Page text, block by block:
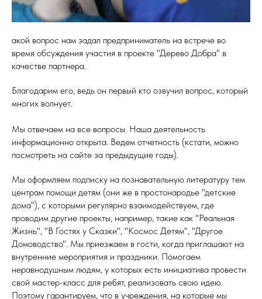
акой вопрос нам задал предприниматель на встрече во
время обсуждения участия в проекте "Дерево Добра" в
качестве партнера.
Благодарим его, ведь он первый кто озвучил вопрос, который
многих волнует.
Мы отвечаем на все вопросы. Наша деятельность
информационно открыта. Ведем отчетность (кстати, можно
посмотреть на сайте за предыдущие годы).
Мы оформляем подписку на познавательную литературу тем
центрам помощи детям (они же в простонародье "детские
дома"), с которыми регулярно взаимодействуем, где
проводим другие проекты, например, такие как "Реальная
Жизнь", "В Гостях у Сказки", "Космос Детям", "Другое
Домоводство". Мы приезжаем в гости, когда приглашают на
внутренние мероприятия и праздники. Помогаем
неравнодушным людям, у которых есть инициатива провести
свой мастер-класс для ребят, реализовать свою идею.
Поэтому гарантируем, что в учреждения, на которые мы